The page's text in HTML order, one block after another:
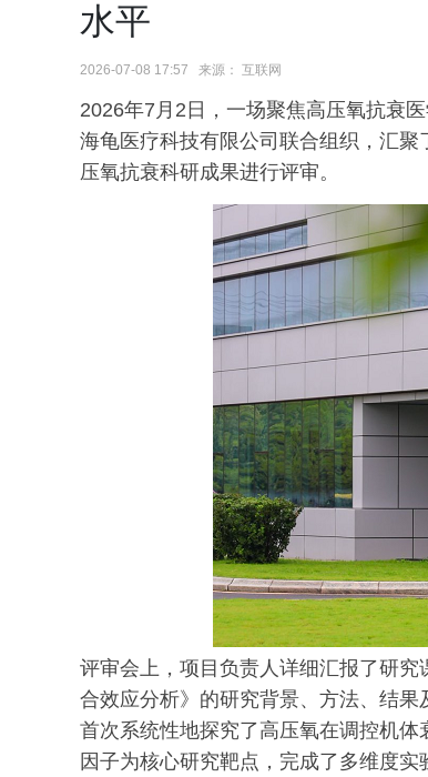
水平
2026-07-08 17:57 来源： 互联网
2026年7月2日，一场聚焦高压氧抗衰
海龟医疗科技有限公司联合组织，汇
压氧抗衰科研成果进行评审。
评审会上，项目负责人详细汇报了研
合效应分析》的研究背景、方法、结果
首次系统性地探究了高压氧在调控机
因子为核心研究靶点，完成了多维度实